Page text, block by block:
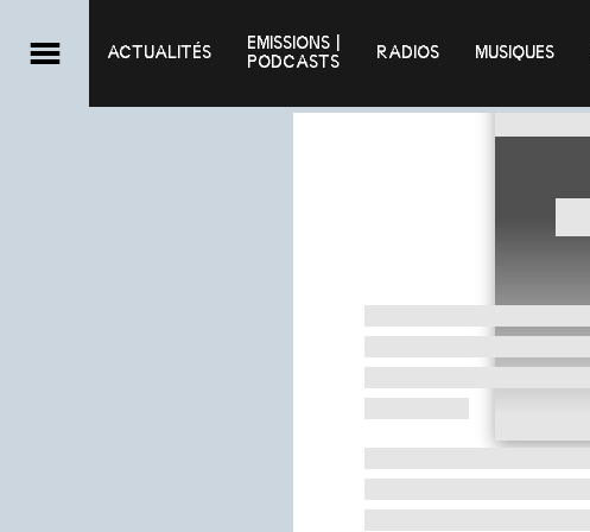
ACTUALITÉS
EMISSIONS |
PODCASTS
RADIOS MUSIQUES